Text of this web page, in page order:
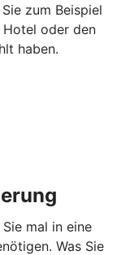
zum Beispiel
oder den
haben.
mal in eine
Was Sie